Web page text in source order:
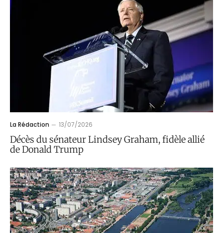
La Rédaction 13/07/2026
Décès du sénateur Lindsey Graham, fidèle allié
de Donald Trump